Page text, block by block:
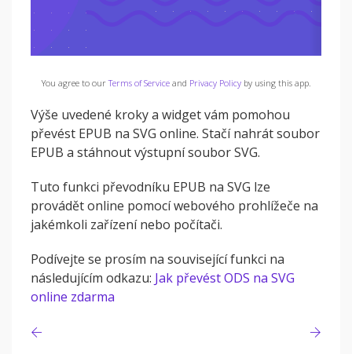
You agree to ourTerms of Serviceand Privacy Policyby using this app.
Výše uvedené kroky a widget vám pomohou
převést EPUB na SVG online. Stačí nahrát soubor
EPUB a stáhnout výstupní soubor SVG.
Tuto funkci převodníku EPUB na SVG lze
provádět online pomocí webového prohlížeče na
jakémkoli zařízení nebo počítači.
Podívejte se prosím na související funkci na
následujícím odkazu: Jak převést ODS na SVG
online zdarma